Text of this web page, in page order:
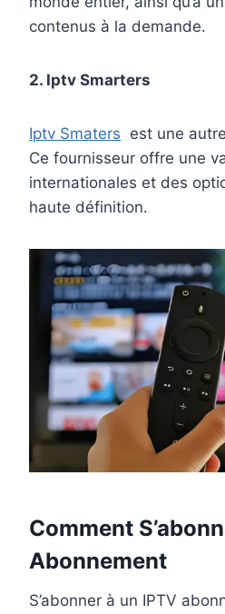
contenus à la demande.
2. Iptv Smarters
Iptv Smaters est une
Ce fournisseur offre une
internationales et des
haute définition.
Comment
Abonnement
S’abonner à un IPTV